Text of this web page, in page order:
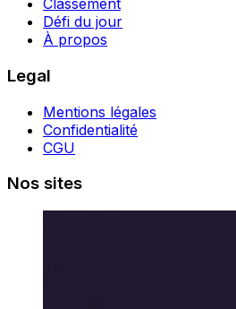
Classement
Défi du jour
À propos
Legal
Mentions légales
Confidentialité
CGU
Nos sites